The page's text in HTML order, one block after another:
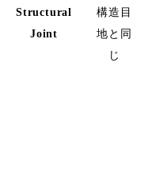
Structural
Joint
構造目
地と同
じ